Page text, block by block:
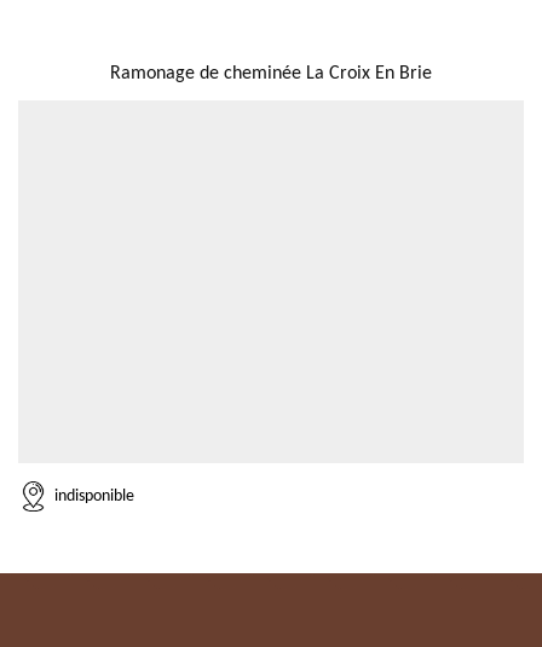
Ramonage de cheminée La Croix En Brie
indisponible